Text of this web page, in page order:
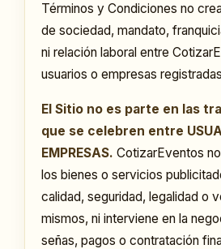
Términos y Condiciones no
de sociedad, mandato,
ni relación laboral entre
usuarios o empresas
El Sitio no es parte en las
que se celebren entre
EMPRESAS. CotizarEventos
los bienes o servicios
calidad, seguridad, legalidad o
mismos, ni interviene en la
señas, pagos o contratación